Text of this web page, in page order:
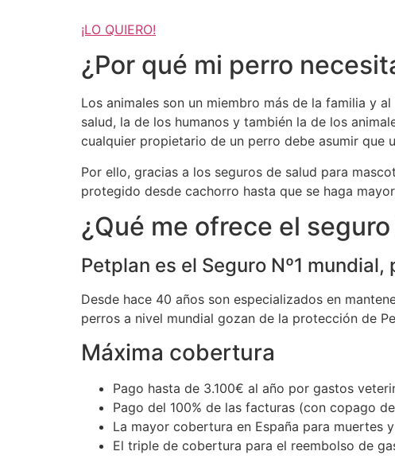
¡LO QUIERO!
¿Por qué mi perro
Los animales son un miembro más de la familia y
salud, la de los humanos y también la de los
cualquier propietario de un perro debe asumir que
Por ello, gracias a los seguros de salud para
protegido desde cachorro hasta que se haga
¿Qué me ofrece el
Petplan es el Seguro Nº1
Desde hace 40 años son especializados en
perros a nivel mundial gozan de la protección de
Máxima cobertura
Pago hasta de 3.100€ al año por gastos
Pago del 100% de las facturas (con copago
La mayor cobertura en España para muertes
El triple de cobertura para el reembolso de